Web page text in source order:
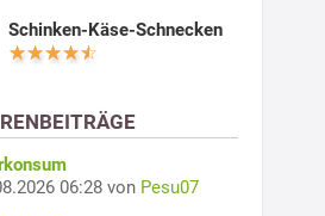
Schinken-Käse-Schnecken
06:28 von Pesu07